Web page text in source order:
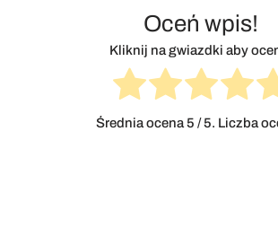
Oceń wpis!
Kliknij na gwiazdki aby
Średnia ocena5 / 5. Liczba